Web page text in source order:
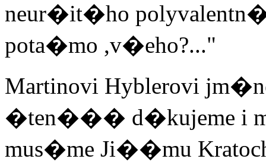
neur�it�ho
pota�mo ,v�eho?..."
Martinovi Hyblerovi
�ten��� d�kujeme i
mus�me Ji��mu